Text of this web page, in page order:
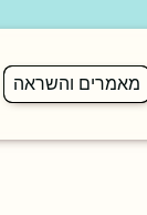
מאמרים והשראה